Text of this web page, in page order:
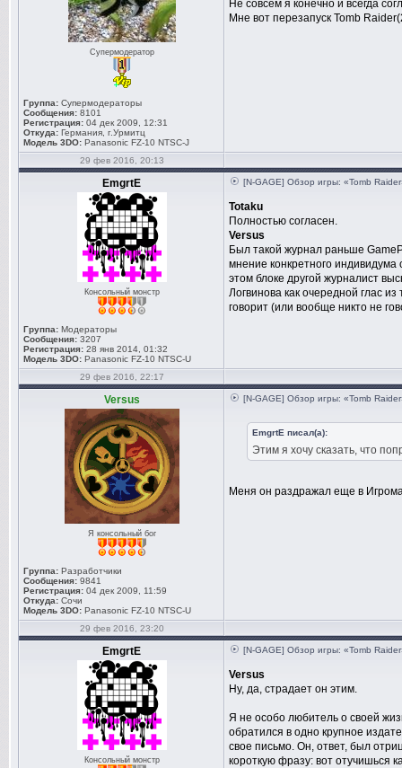
Супермодератор
Группа: Супермодераторы
Сообщения: 8101
Регистрация: 04 дек 2009, 12:31
Откуда: Германия, г.Урмитц
Модель 3DO: Panasonic FZ-10 NTSC-J
Не совсем я конечно и всегда
Мне вот перезапуск Tomb
29 фев 2016, 20:13
EmgrtE
Консольный монстр
Группа: Модераторы
Сообщения: 3207
Регистрация: 28 янв 2014, 01:32
Модель 3DO: Panasonic FZ-10 NTSC-U
[N-GAGE] Обзор игры: «Tomb
Totaku
Полностью согласен.
Versus
Был такой журнал раньше
мнение конкретного
этом блоке другой журналист
Логвинова как очередной глас
говорит (или вообще никто не
29 фев 2016, 22:17
Versus
Я консольный бог
Группа: Разработчики
Сообщения: 9841
Регистрация: 04 дек 2009, 11:59
Откуда: Сочи
Модель 3DO: Panasonic FZ-10 NTSC-U
[N-GAGE] Обзор игры: «Tomb
EmgrtE писал(а):
Этим я хочу сказать, что
Меня он раздражал еще в
29 фев 2016, 23:20
EmgrtE
Консольный монстр
[N-GAGE] Обзор игры: «Tomb
Versus
Ну, да, страдает он этим.
Я не особо любитель о своей
обратился в одно крупное
свое письмо. Он, ответ, был
короткую фразу: вот отучишься